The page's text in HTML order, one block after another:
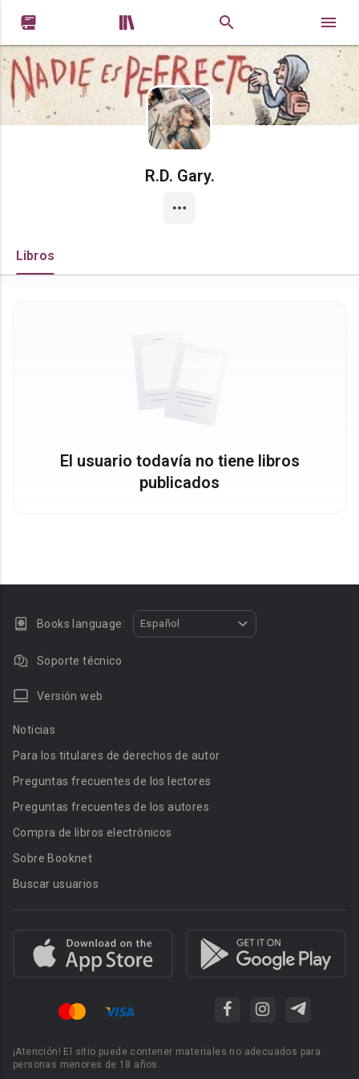
 
R.D. Gary.
Libros
El usuario todavía no tiene libros
publicados
Books language: Español
Soporte técnico
Versión web
Noticias
Para los titulares de derechos de autor
Preguntas frecuentes de los lectores
Preguntas frecuentes de los autores
Compra de libros electrónicos
Sobre Booknet
Buscar usuarios
¡Atención! El sitio puede contener materiales no adecuados para
personas menores de 18 años.